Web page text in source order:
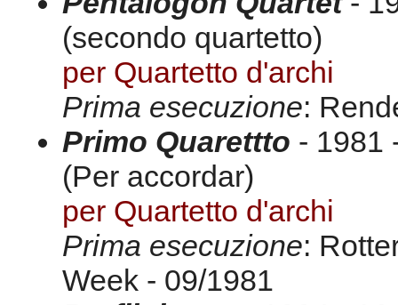
(secondo quartetto)
per Quartetto d'archi
Prima esecuzione:
Primo Quarettto - 1981
(Per accordar)
per Quartetto d'archi
Prima esecuzione:
Week - 09/1981